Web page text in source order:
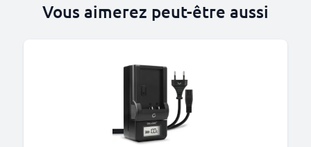
Vous aimerez peut-être aussi